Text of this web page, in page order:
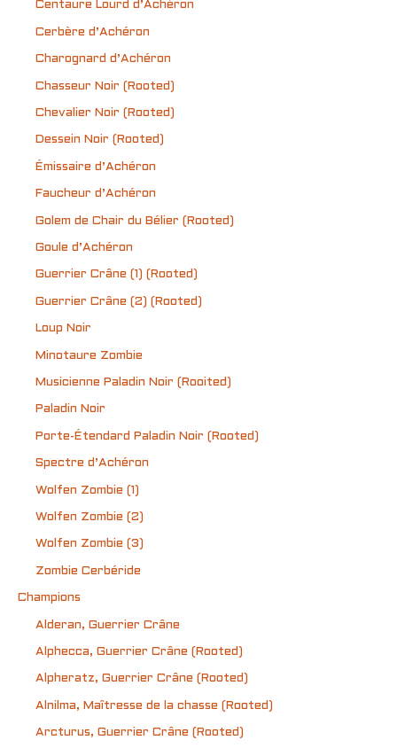
Centaure Lourd d’Achéron
Cerbère d’Achéron
Charognard d’Achéron
Chasseur Noir (Rooted)
Chevalier Noir (Rooted)
Dessein Noir (Rooted)
Émissaire d’Achéron
Faucheur d’Achéron
Golem de Chair du Bélier (Rooted)
Goule d’Achéron
Guerrier Crâne (1) (Rooted)
Guerrier Crâne (2) (Rooted)
Loup Noir
Minotaure Zombie
Musicienne Paladin Noir (Rooited)
Paladin Noir
Porte-Étendard Paladin Noir (Rooted)
Spectre d’Achéron
Wolfen Zombie (1)
Wolfen Zombie (2)
Wolfen Zombie (3)
Zombie Cerbéride
Champions
Alderan, Guerrier Crâne
Alphecca, Guerrier Crâne (Rooted)
Alpheratz, Guerrier Crâne (Rooted)
Alnilma, Maîtresse de la chasse (Rooted)
Arcturus, Guerrier Crâne (Rooted)